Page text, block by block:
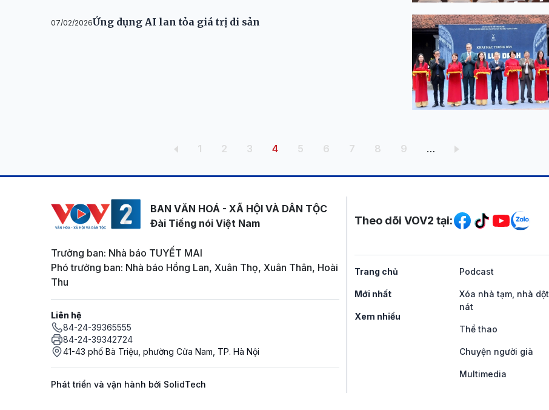
07/02/2026Ứng dụng AI lan tỏa giá trị di sản
Trang
1 Trang
2 Trang
3 Trang hiện thời
4 Trang
5 Trang
6 Trang
7 Trang
8 Trang
9 …
BAN VĂN HOÁ - XÃ HỘI VÀ DÂN TỘC
Đài Tiếng nói Việt Nam
Trưởng ban: Nhà báo TUYẾT MAI
Phó trưởng ban: Nhà báo Hồng Lan, Xuân Thọ, Xuân Thân, Hoài
Thu
Liên hệ
84-24-39365555
84-24-39342724
41-43 phố Bà Triệu, phường Cửa Nam, TP. Hà Nội
Phát triển và vận hành bởi SolidTech
Mạng xã hội
Theo dõi VOV2 tại:
Trang chủ
Mới nhất
Xem nhiều
Podcast
Xóa nhà tạm, nhà dột
nát
Thể thao
Chuyện người già
Multimedia